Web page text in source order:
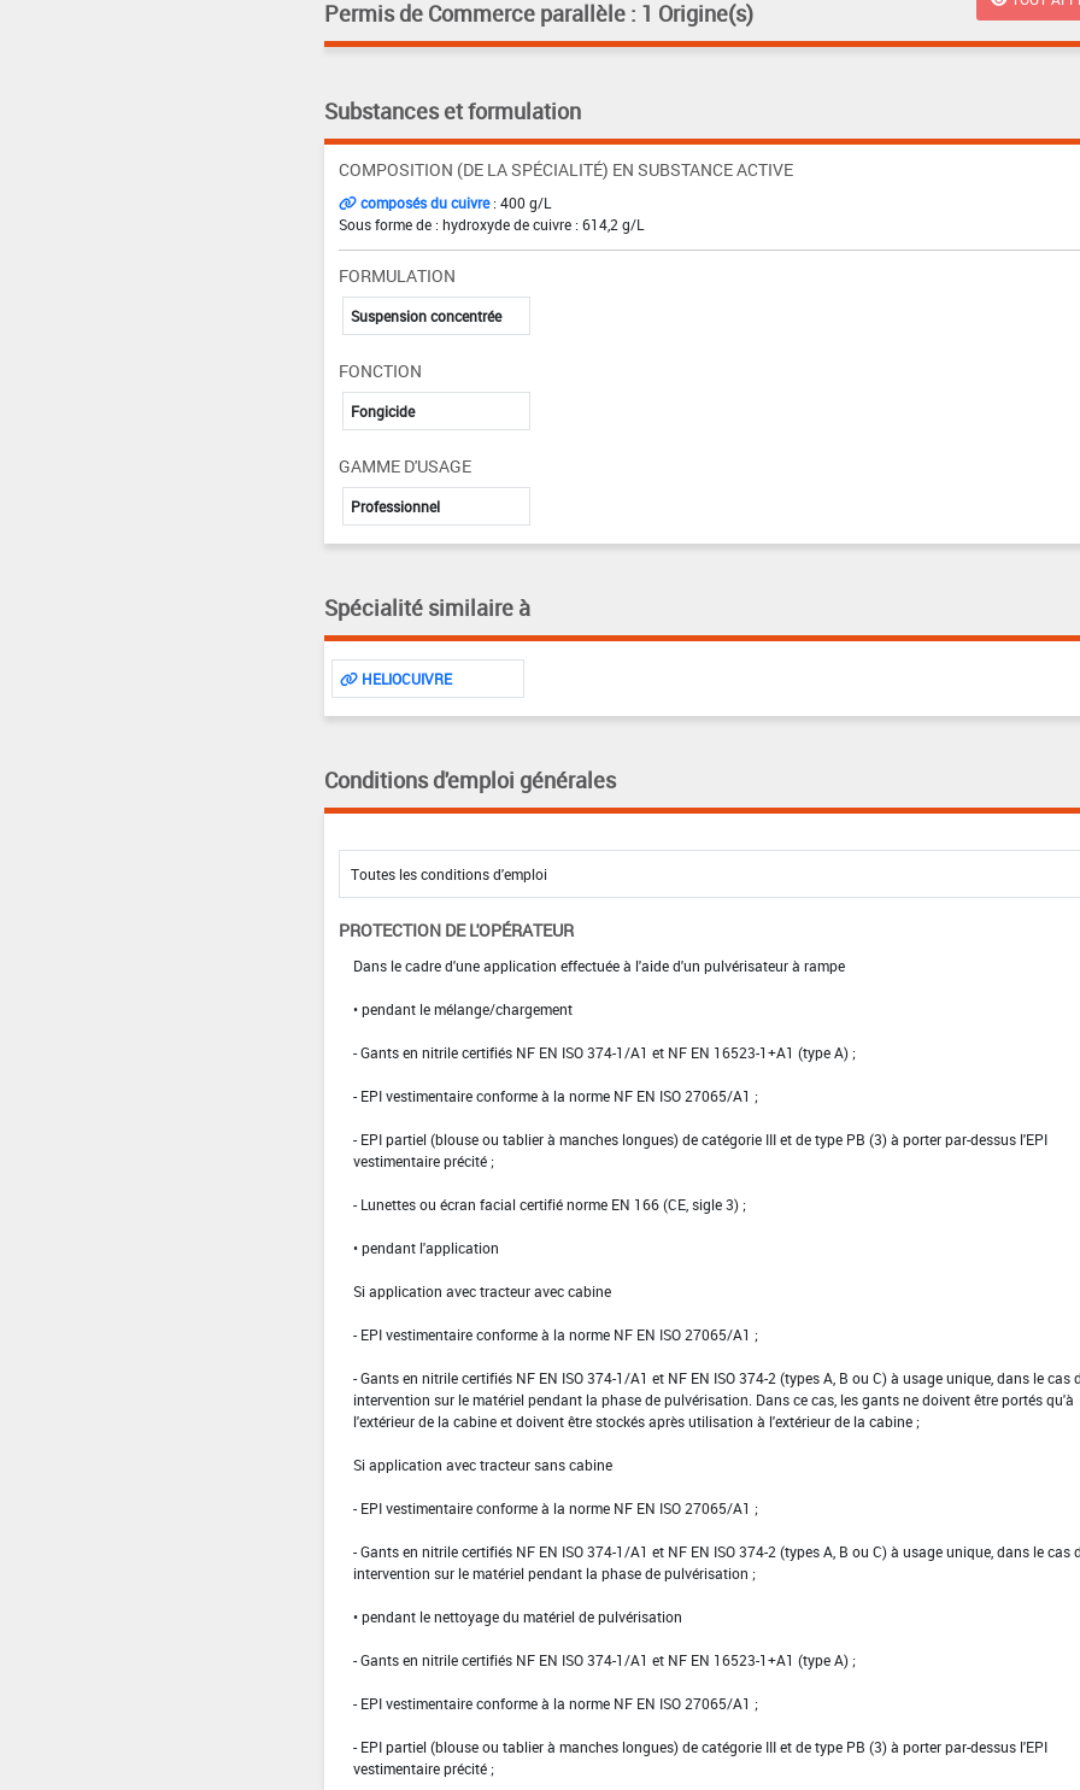
Permis de Commerce parallèle : 1 Origine(s)
Substances et formulation
COMPOSITION (DE LA SPÉCIALITÉ) EN SUBSTANCE ACTIVE
composés du cuivre: 400 g/L
Sous forme de : hydroxyde de cuivre : 614,2 g/L
FORMULATION
Suspension concentrée
FONCTION
Fongicide
GAMME D'USAGE
Professionnel
Spécialité similaire à
HELIOCUIVRE
Conditions d'emploi générales
PROTECTION DE L'OPÉRATEUR
Dans le cadre d'une application effectuée à l'aide d'un pulvérisateur à rampe
• pendant le mélange/chargement
- Gants en nitrile certifiés NF EN ISO 374-1/A1 et NF EN 16523-1+A1 (type A) ;
- EPI vestimentaire conforme à la norme NF EN ISO 27065/A1 ;
- EPI partiel (blouse ou tablier à manches longues) de catégorie III et de type PB (3) à porter par-dessus l'EPI
vestimentaire précité ;
- Lunettes ou écran facial certifié norme EN 166 (CE, sigle 3) ;
• pendant l'application
Si application avec tracteur avec cabine
- EPI vestimentaire conforme à la norme NF EN ISO 27065/A1 ;
- Gants en nitrile certifiés NF EN ISO 374-1/A1 et NF EN ISO 374-2 (types A, B ou C) à usage unique, dans le cas
intervention sur le matériel pendant la phase de pulvérisation. Dans ce cas, les gants ne doivent être portés qu'à
l'extérieur de la cabine et doivent être stockés après utilisation à l'extérieur de la cabine ;
Si application avec tracteur sans cabine
- EPI vestimentaire conforme à la norme NF EN ISO 27065/A1 ;
- Gants en nitrile certifiés NF EN ISO 374-1/A1 et NF EN ISO 374-2 (types A, B ou C) à usage unique, dans le cas
intervention sur le matériel pendant la phase de pulvérisation ;
• pendant le nettoyage du matériel de pulvérisation
- Gants en nitrile certifiés NF EN ISO 374-1/A1 et NF EN 16523-1+A1 (type A) ;
- EPI vestimentaire conforme à la norme NF EN ISO 27065/A1 ;
- EPI partiel (blouse ou tablier à manches longues) de catégorie III et de type PB (3) à porter par-dessus l'EPI
vestimentaire précité ;